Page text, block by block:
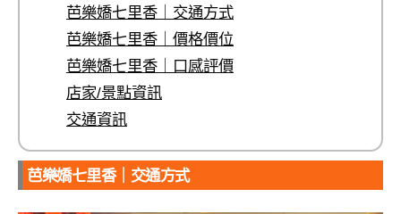
芭樂嬌七里香｜交通方式
芭樂嬌七里香｜價格價位
芭樂嬌七里香｜口感評價
店家/景點資訊
交通資訊
芭樂嬌七里香｜交通方式